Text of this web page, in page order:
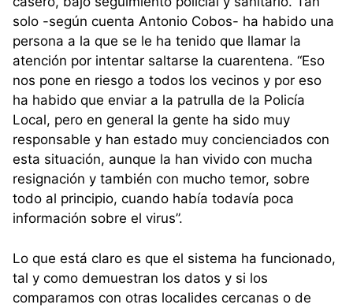
solo -según cuenta Antonio Cobos- ha habido una
persona a la que se le ha tenido que llamar la
atención por intentar saltarse la cuarentena. “Eso
nos pone en riesgo a todos los vecinos y por eso
ha habido que enviar a la patrulla de la Policía
Local, pero en general la gente ha sido muy
responsable y han estado muy concienciados con
esta situación, aunque la han vivido con mucha
resignación y también con mucho temor, sobre
todo al principio, cuando había todavía poca
información sobre el virus”.
Lo que está claro es que el sistema ha funcionado,
tal y como demuestran los datos y si los
comparamos con otras localides cercanas o de